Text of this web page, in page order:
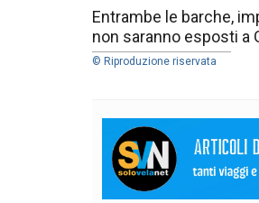
Entrambe le barche,
non saranno esposti a
© Riproduzione riservata